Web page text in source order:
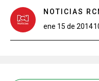
NOTICIAS
ene 15 de 2014